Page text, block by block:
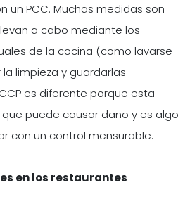
un PCC. Muchas medidas son
a cabo mediante los
de la cocina (como lavarse
limpieza y guardarlas
es diferente porque esta
puede causar dano y es algo
con un control mensurable.
en los restaurantes